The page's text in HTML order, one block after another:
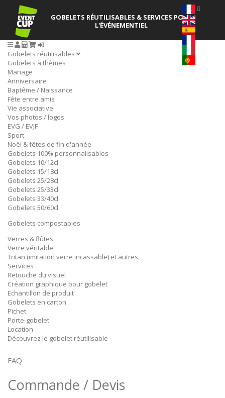
GOBELETS RÉUTILISABLES & SERVICES POUR
L'ÉVÉNEMENTIEL
Gobelets réutilisables
Gobelets à thèmes
Mariage
Anniversaire
Baptême / Naissance
Fête entre amis
Vie associative
Vos photos / logos
EVG / EVJF
Sport
Noël & fêtes de fin d'année
Gobelets 100% personnalisables
Gobelets 10/12cl
Gobelets 15/18cl
Gobelets 25/28cl
Gobelets 25/33cl
Gobelets 33/40cl
Gobelets 50/60cl
Gobelets compostables
Verres & flûtes
Verre véritable
Tritan (imitation verre incassable) et autres
Services
Retouche du visuel
Création graphique pour gobelet
Echantillon de produit
Gobelets en carton
Pichet
Porte-gobelet
Location
Découvrez le gobelet réutilisable
FAQ
Commande / Devis